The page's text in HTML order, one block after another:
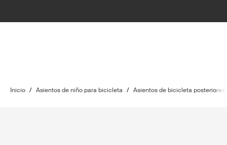
Inicio / Asientos de niño para bicicleta / Asientos de bicicleta posteriores